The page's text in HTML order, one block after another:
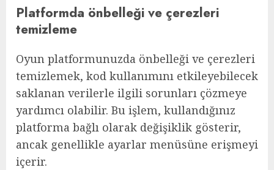
Platformda önbelleği ve çerezleri
temizleme
Oyun platformunuzda önbelleği ve çerezleri
temizlemek, kod kullanımını etkileyebilecek
saklanan verilerle ilgili sorunları çözmeye
yardımcı olabilir. Bu işlem, kullandığınız
platforma bağlı olarak değişiklik gösterir,
ancak genellikle ayarlar menüsüne erişmeyi
içerir.